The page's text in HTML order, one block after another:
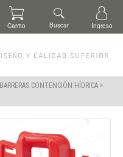
BARRERAS CONTENCIÓN HÍDRICA »
Carrito Buscar Ingreso